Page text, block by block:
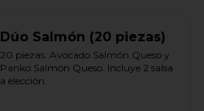
Dúo Salmón (20 piezas)
20 piezas: Avocado Salmón Queso y
Panko Salmón Queso. Incluye 2 salsa
a elección.